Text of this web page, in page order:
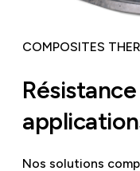
COMPOSITES
Nos solutions